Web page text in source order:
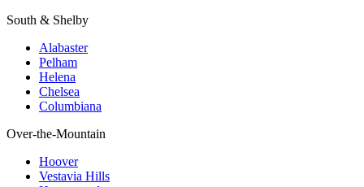
South & Shelby
Alabaster
Pelham
Helena
Chelsea
Columbiana
Over-the-Mountain
Hoover
Vestavia Hills